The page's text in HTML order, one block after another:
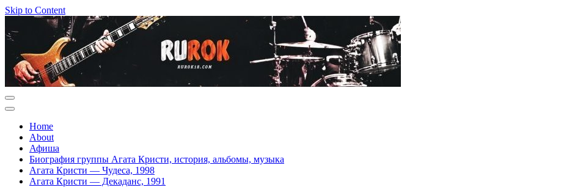
Skip to Content
Home
About
Афиша
Биография группы Агата Кристи, история, альбомы, музыка
Агата Кристи — Чудеса, 1998
Агата Кристи — Декаданс, 1991